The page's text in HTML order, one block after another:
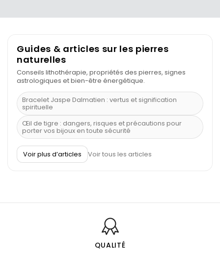
Guides & articles sur les pierres
naturelles
Conseils lithothérapie, propriétés des pierres, signes
astrologiques et bien-être énergétique.
Bracelet Jaspe Dalmatien : vertus et signification
spirituelle
Œil de tigre : dangers, risques et précautions pour
porter vos bijoux en toute sécurité
À quel poignet porter un bracelet de pierre
Découvrez le scorpion et ses pierres
Bienfaits de la sélénite – pierre des anges
L’améthyste est-elle faite pour moi ?
Voir plus d’articles Voir tous les articles
QUALITÉ